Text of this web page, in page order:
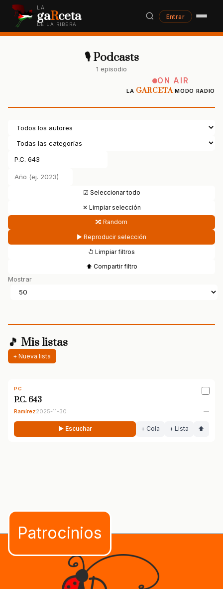
LA
gaRceta
DE LA RIBERA
Entrar
🎙 Podcasts
1 episodio
ON AIR
LA GARCETAMODO RADIO
☑ Seleccionar todo
✕ Limpiar selección
🔀 Random
▶ Reproducir selección
↺ Limpiar filtros
⬆ Compartir filtro
Mostrar
🎵 Mis listas
+ Nueva lista
PC
P.C. 643
Ramírez2025-11-30 —
▶ Escuchar + Cola + Lista ⬆